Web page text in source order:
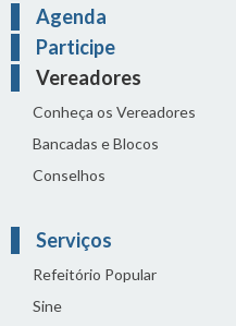
Agenda
Participe
Vereadores
Conheça os Vereadores
Bancadas e Blocos
Conselhos
Serviços
Refeitório Popular
Sine